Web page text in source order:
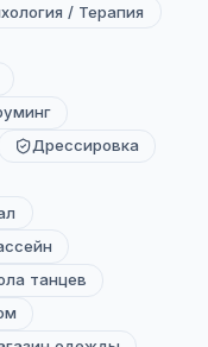
/ Терапия
Дрессировка
танцев